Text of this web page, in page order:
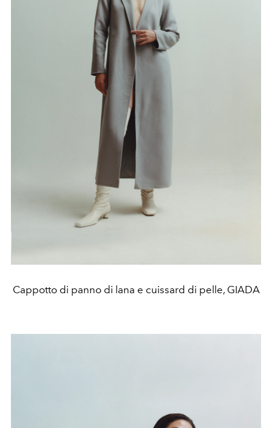
Cappotto di panno di lana e cuissard di pelle, GIADA